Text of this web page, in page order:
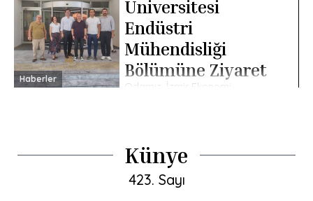
mezuniyet töreninde dereceye
giren öğrenciler, Odamız
tarafından başarı hediyeleriyle
Haberler
Üniversitesi
Endüstri
Mühendisliği
Bölümüne Ziyaret
Odamız, İzmir Ekonomi
Ayan, […]
Künye
423. Sayı